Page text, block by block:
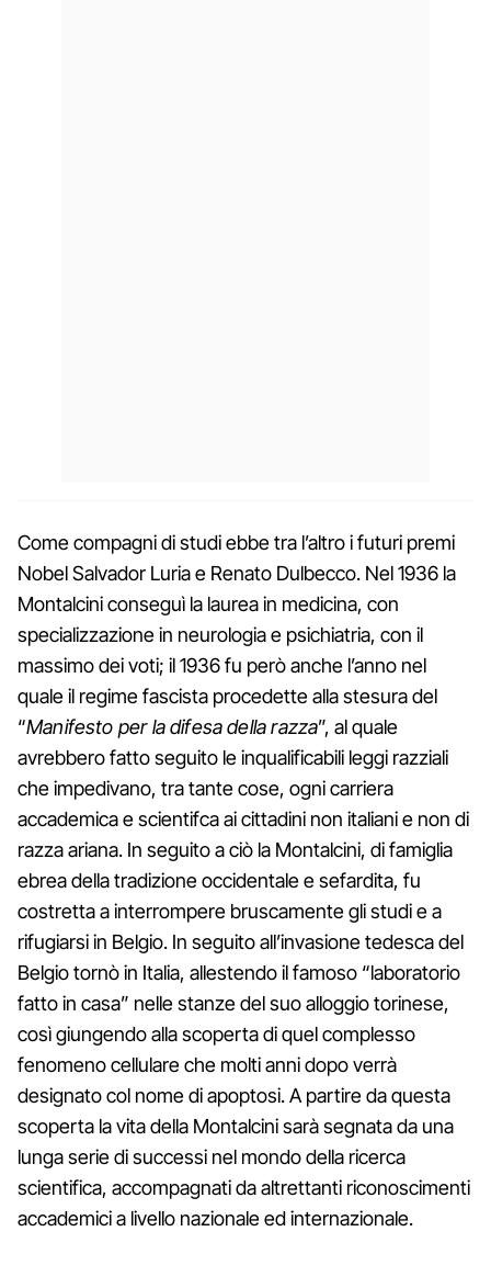
Come compagni di studi ebbe tra l’altro i futuri premi
Nobel Salvador Luria e Renato Dulbecco. Nel 1936 la
Montalcini conseguì la laurea in medicina, con
specializzazione in neurologia e psichiatria, con il
massimo dei voti; il 1936 fu però anche l’anno nel
quale il regime fascista procedette alla stesura del
“Manifesto per la difesa della razza”, al quale
avrebbero fatto seguito le inqualificabili leggi razziali
che impedivano, tra tante cose, ogni carriera
accademica e scientifca ai cittadini non italiani e non di
razza ariana. In seguito a ciò la Montalcini, di famiglia
ebrea della tradizione occidentale e sefardita, fu
costretta a interrompere bruscamente gli studi e a
rifugiarsi in Belgio. In seguito all’invasione tedesca del
Belgio tornò in Italia, allestendo il famoso “laboratorio
fatto in casa” nelle stanze del suo alloggio torinese,
così giungendo alla scoperta di quel complesso
fenomeno cellulare che molti anni dopo verrà
designato col nome di apoptosi. A partire da questa
scoperta la vita della Montalcini sarà segnata da una
lunga serie di successi nel mondo della ricerca
scientifica, accompagnati da altrettanti riconoscimenti
accademici a livello nazionale ed internazionale.